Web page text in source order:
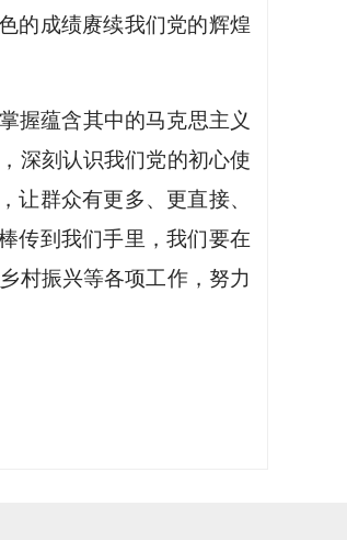
的成绩赓续我们党的辉煌
握蕴含其中的马克思主义
深刻认识我们党的初心使
群众有更多、更直接、
传到我们手里，我们要在
村振兴等各项工作，努力